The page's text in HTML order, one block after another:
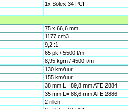
1x Solex 34 PCI
75 x 66,6 mm
1177 cm3
9,2 :1
65 pk / 5500 t/m
8,95 kgm / 4500 t/m
130 km/uur
155 km/uur
38 mm L= 89,8 mm ATE 2884
35 mm L= 88,6 mm ATE 2886
2 rillen